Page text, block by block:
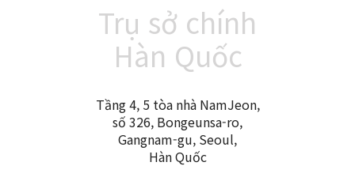
Trụ sở chính
Hàn Quốc
Tầng 4, 5 tòa nhà NamJeon,
số 326, Bongeunsa-ro,
Gangnam-gu, Seoul,
Hàn Quốc